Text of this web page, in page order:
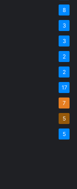
8
3
3
2
2
17
7
5
5